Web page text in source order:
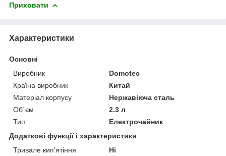
Приховати
Характеристики
Основні
Виробник
Domotec
Країна виробник
Китай
Матеріал корпусу
Нержавіюча сталь
Об`єм
2.3 л
Тип
Електрочайник
Додаткові функції і характеристики
Тривале кип'ятіння
Ні